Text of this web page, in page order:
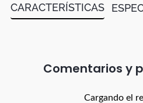
CARACTERÍSTICAS
Comentarios
Cargando el